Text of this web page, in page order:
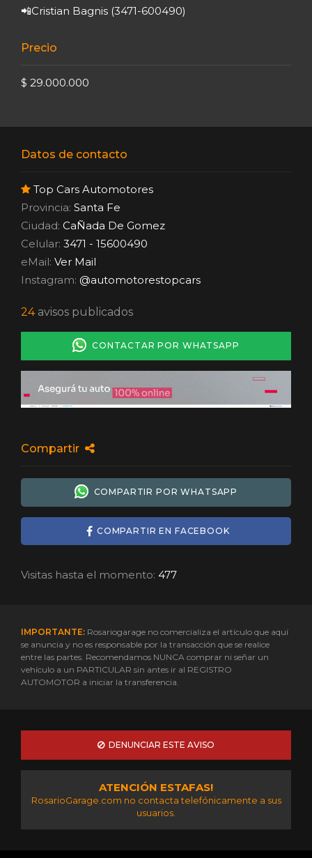
📲Cristian Bagnis (3471-600490)
Precio
$ 29.000.000
Datos de contacto
Top Cars Automotores
Provincia: Santa Fe
Ciudad: CaÑada De Gomez
Celular: 3471 - 15600490
eMail: Ver Mail
Instagram: @automotorestopcars
24avisos publicados
CONTACTAR POR WHATSAPP
Compartir
COMPARTIR POR WHATSAPP
COMPARTIR EN FACEBOOK
Visitas hasta el momento: 477
IMPORTANTE: Rosariogarage no comercializa el artículo que aquí
se anuncia y no es responsable por la transacción que se realice
entre las partes. Recomendamos NUNCA comprar ni señar un
vehículo a un PARTICULAR sin antes ir al REGISTRO
AUTOMOTOR a iniciar la transferencia.
DENUNCIAR ESTE AVISO
ATENCIÓN ESTAFAS!
RosarioGarage.com no contacta telefónicamente a sus
usuarios.